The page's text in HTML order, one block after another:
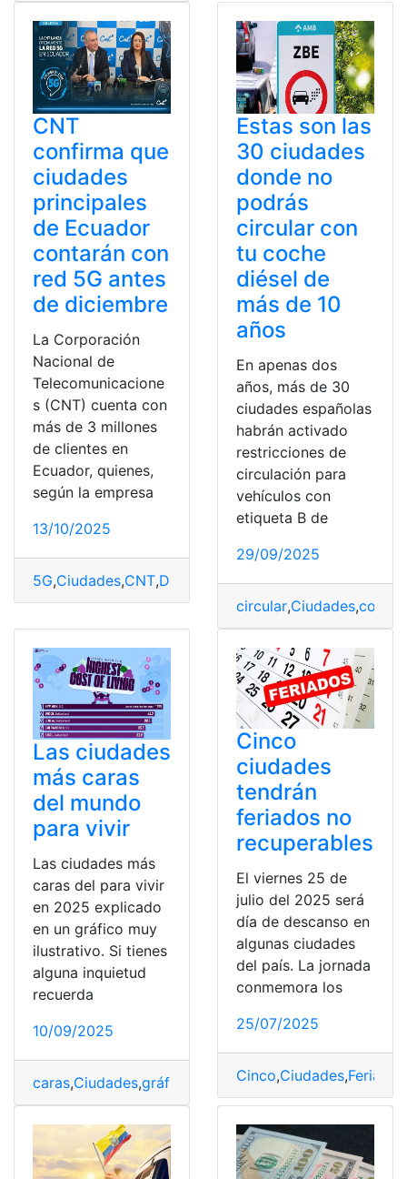
CNT
confirma que
ciudades
principales
de Ecuador
contarán con
red 5G antes
de diciembre
La Corporación
Nacional de
Telecomunicacione
s (CNT) cuenta con
más de 3 millones
de clientes en
Ecuador, quienes,
según la empresa
13/10/2025
5G,Ciudades,CNT,Diciembre,Ecuador,principales,Red
Estas son las
30 ciudades
donde no
podrás
circular con
tu coche
diésel de
más de 10
años
En apenas dos
años, más de 30
ciudades españolas
habrán activado
restricciones de
circulación para
vehículos con
etiqueta B de
29/09/2025
circular,Ciudades,coche
Las ciudades
más caras
del mundo
para vivir
Las ciudades más
caras del para vivir
en 2025 explicado
en un gráfico muy
ilustrativo. Si tienes
alguna inquietud
recuerda
10/09/2025
caras,Ciudades,gráfico ilustrativo,Las ciudades más
Cinco
ciudades
tendrán
feriados no
recuperables
El viernes 25 de
julio del 2025 será
día de descanso en
algunas ciudades
del país. La jornada
conmemora los
25/07/2025
Cinco,Ciudades,Feriados